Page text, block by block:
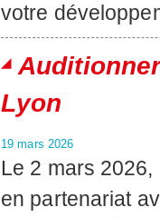
votre
Lyon
19 mars 2026
Le 2 mars
en partenariat